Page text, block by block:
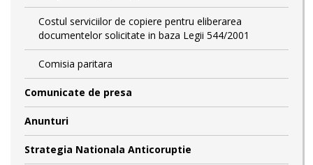
Costul serviciilor de copiere pentru eliberarea
documentelor solicitate in baza Legii 544/2001
Comisia paritara
Comunicate de presa
Anunturi
Strategia Nationala Anticoruptie